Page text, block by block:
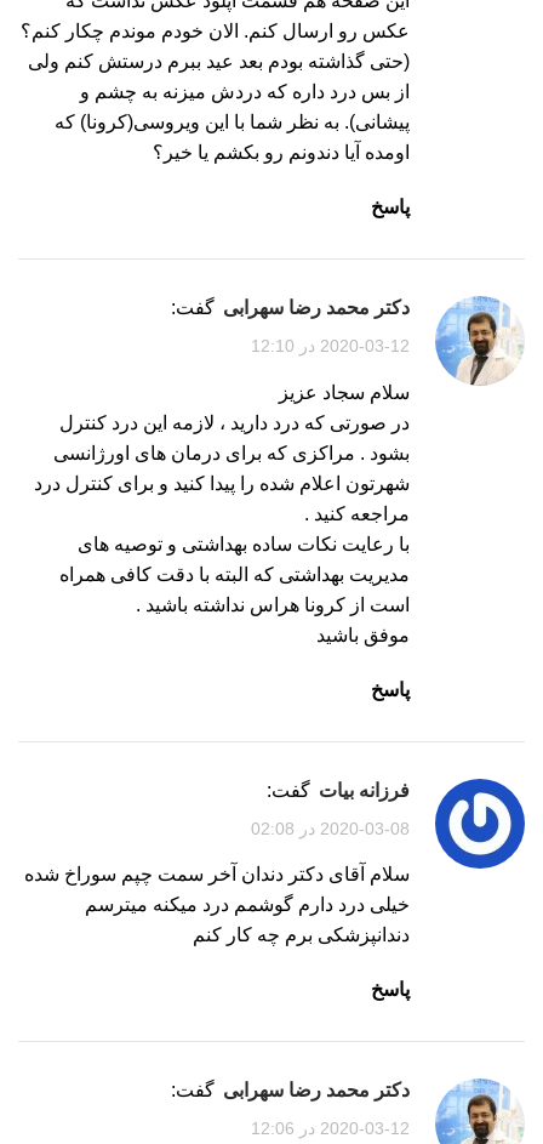
عکس رو ارسال کنم. الان خودم موندم چکار کنم؟
(حتی گذاشته بودم بعد عید ببرم درستش کنم ولی
از بس درد داره که دردش میزنه به چشم و
پیشانی). به نظر شما با این ویروسی(کرونا) که
اومده آیا دندونم رو بکشم یا خیر؟
پاسخ
دکتر محمد رضا سهرابی گفت:
2020-03-12 در 12:10
سلام سجاد عزیز
در صورتی که درد دارید ، لازمه این درد کنترل
بشود . مراکزی که برای درمان های اورژانسی
شهرتون اعلام شده را پیدا کنید و برای کنترل درد
مراجعه کنید .
با رعایت نکات ساده بهداشتی و توصیه های
مدیریت بهداشتی که البته با دقت کافی همراه
است از کرونا هراس نداشته باشید .
موفق باشید
پاسخ
فرزانه بیات گفت:
2020-03-08 در 02:08
سلام آقای دکتر دندان آخر سمت چپم سوراخ شده
خیلی درد دارم گوشمم درد میکنه میترسم
دندانپزشکی برم چه کار کنم
پاسخ
دکتر محمد رضا سهرابی گفت:
2020-03-12 در 12:06